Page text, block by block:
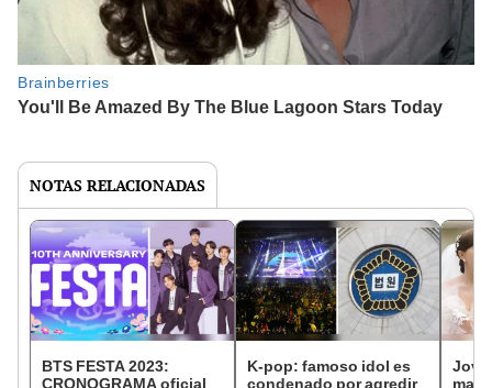
NOTAS RELACIONADAS
BTS FESTA 2023:
CRONOGRAMA oficial
K-pop: famoso idol es
condenado por agredir